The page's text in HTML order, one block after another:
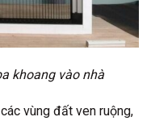
khoang vào nhà
vùng đất ven ruộng,